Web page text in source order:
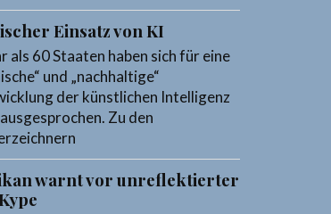
Einsatz von KI
als 60 Staaten haben sich für eine
und „nachhaltige“
der künstlichen Intelligenz
Zu den
warnt vor unreflektierter